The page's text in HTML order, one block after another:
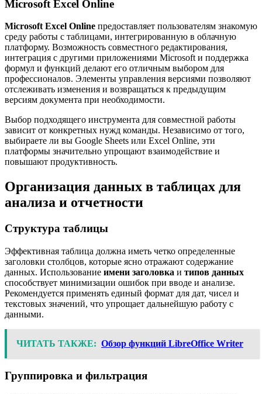
Microsoft Excel Online
Microsoft Excel Online предоставляет пользователям знакомую
среду работы с таблицами, интегрированную в облачную
платформу. Возможность совместного редактирования,
интеграция с другими приложениями Microsoft и поддержка
формул и функций делают его отличным выбором для
профессионалов. Элементы управления версиями позволяют
отслеживать изменения и возвращаться к предыдущим
версиям документа при необходимости.
Выбор подходящего инструмента для совместной работы
зависит от конкретных нужд команды. Независимо от того,
выбираете ли вы Google Sheets или Excel Online, эти
платформы значительно упрощают взаимодействие и
повышают продуктивность.
Организация данных в таблицах для
анализа и отчетности
Структура таблицы
Эффективная таблица должна иметь четко определенные
заголовки столбцов, которые ясно отражают содержание
данных. Использование имени заголовка и типов данных
способствует минимизации ошибок при вводе и анализе.
Рекомендуется применять единый формат для дат, чисел и
текстовых значений, что упрощает дальнейшую работу с
данными.
ЧИТАТЬ ТАКЖЕ: Обзор функций LibreOffice Writer
Группировка и фильтрация